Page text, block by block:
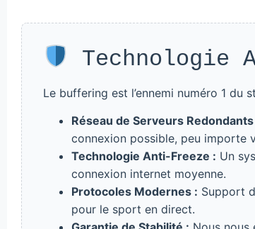
Technologie
Le buffering est l’ennemi numéro 1 du
Réseau de Serveurs Redondants
connexion possible, peu importe
Technologie Anti-Freeze : Un
connexion internet moyenne.
Protocoles Modernes : Support
pour le sport en direct.